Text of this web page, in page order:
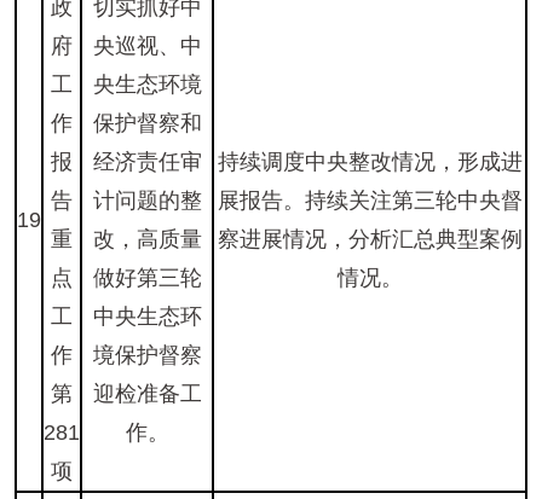
19
政
府
工
作
报
告
重
点
工
作
第
281
项
切实抓好中
央巡视、中
央生态环境
保护督察和
经济责任审
计问题的整
改，高质量
做好第三轮
中央生态环
境保护督察
迎检准备工
作。
持续调度中央整改情况，形成进
展报告。持续关注第三轮中央督
察进展情况，分析汇总典型案例
情况。